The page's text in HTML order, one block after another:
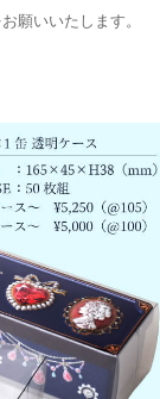
願いいたします。